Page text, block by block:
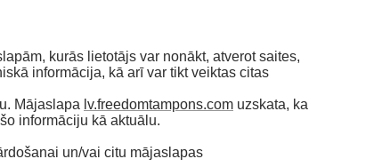
kurās lietotājs var nonākt, atverot saites,
informācija, kā arī var tikt veiktas citas
Mājaslapa lv.freedomtampons.com uzskata, ka
informāciju kā aktuālu.
un/vai citu mājaslapas